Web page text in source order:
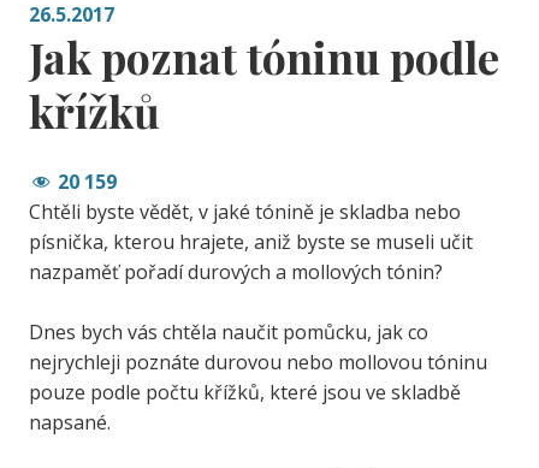
26.5.2017
Jak poznat tóninu podle
křížků
20 159
Chtěli byste vědět, v jaké tónině je skladba nebo
písnička, kterou hrajete, aniž byste se museli učit
nazpaměť pořadí durových a mollových tónin?
Dnes bych vás chtěla naučit pomůcku, jak co
nejrychleji poznáte durovou nebo mollovou tóninu
pouze podle počtu křížků, které jsou ve skladbě
napsané.